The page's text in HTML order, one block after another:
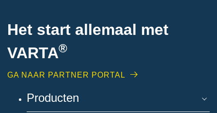
Het start allemaal met
VARTA®
GA NAAR PARTNER PORTAL
Producten